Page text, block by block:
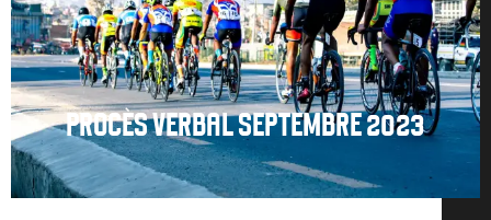
PROCÈS VERBAL SEPTEMBRE 2023